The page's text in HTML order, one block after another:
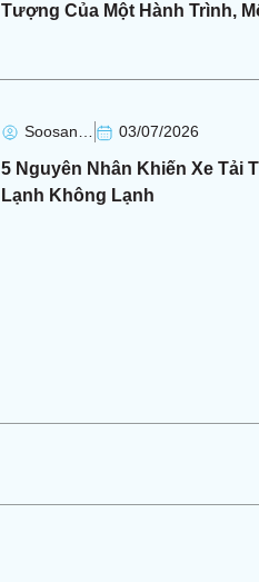
Tượng Của Một Hành Trình,
03/07/2026
5 Nguyên Nhân Khiến Xe Tải
Lạnh Không Lạnh